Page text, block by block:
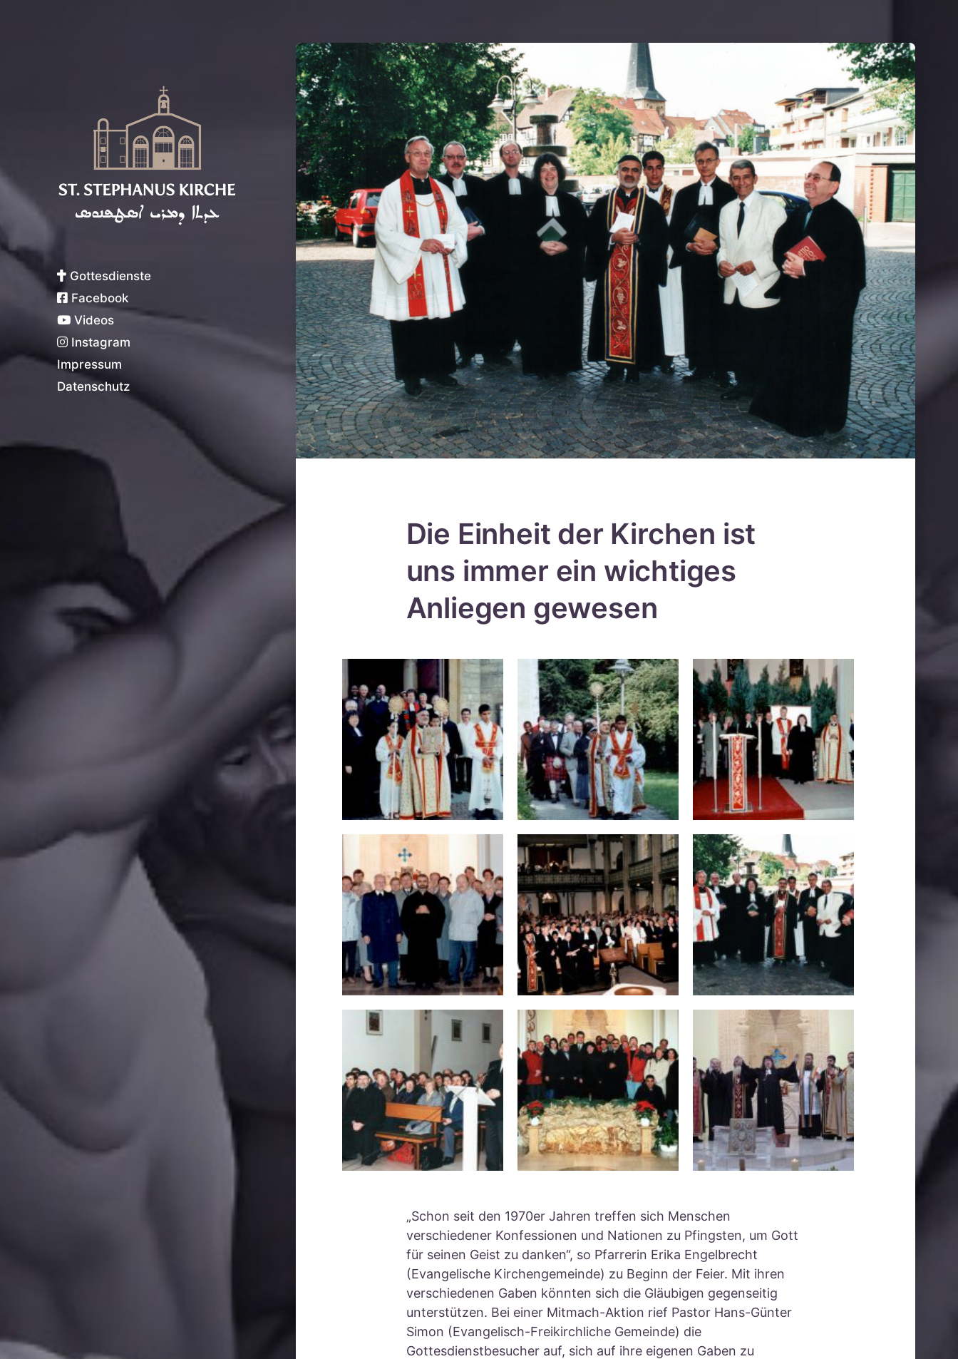
Antiochien
Gottesdienste
Facebook
Videos
Instagram
Impressum
Datenschutz
Die Einheit der Kirchen ist
uns immer ein wichtiges
Anliegen gewesen
„Schon seit den 1970er Jahren treffen sich Menschen
verschiedener Konfessionen und Nationen zu Pfingsten, um Gott
für seinen Geist zu danken“, so Pfarrerin Erika Engelbrecht
(Evangelische Kirchengemeinde) zu Beginn der Feier. Mit ihren
verschiedenen Gaben könnten sich die Gläubigen gegenseitig
unterstützen. Bei einer Mitmach-Aktion rief Pastor Hans-Günter
Simon (Evangelisch-Freikirchliche Gemeinde) die
Gottesdienstbesucher auf, sich auf ihre eigenen Gaben zu